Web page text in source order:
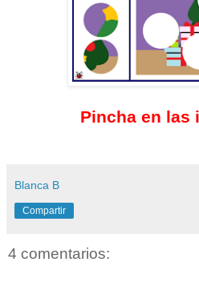
Pincha en las
Blanca B
Compartir
4 comentarios: